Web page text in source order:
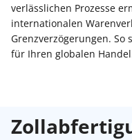
verlässlichen Prozesse
internationalen
Grenzverzögerungen.
für Ihren globalen